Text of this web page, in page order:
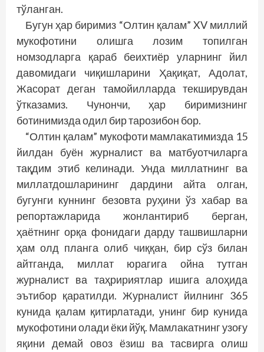
тўланган.
Бугун ҳар биримиз “Олтин қалам” XV миллий
мукофотини олишга лозим топилган
номзодларга қараб беихтиёр уларнинг йил
давомидаги чиқишларини Ҳақиқат, Адолат,
Жасорат деган тамойилларда текширувдан
ўтказамиз. Чунончи, ҳар биримизнинг
ботинимизда одил бир тарозибон бор.
“Олтин қалам” мукофоти мамлакатимизда 15
йилдан буён журналист ва матбуотчиларга
тақдим этиб келинади. Унда миллатнинг ва
миллатдошларининг дардини айта олган,
бугунги куннинг безовта руҳини ўз хабар ва
репортажларида жонлантириб берган,
ҳаётнинг орқа фонидаги дарду ташвишларни
ҳам олд планга олиб чиққан, бир сўз билан
айтганда, миллат юрагига ойна тутган
журналист ва таҳририятлар ишига алоҳида
эътибор қаратилди. Журналист йилнинг 365
кунида қалам қитирлатади, унинг бир кунида
мукофотини олади ёки йўқ. Мамлакатнинг узоғу
яқини демай овоз ёзиш ва тасвирга олиш